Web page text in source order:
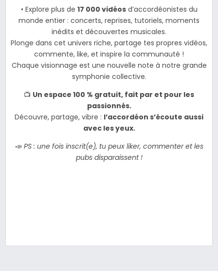
• Explore plus de 17 000 vidéosd’accordéonistes du
monde entier : concerts, reprises, tutoriels, moments
inédits et découvertes musicales.
Plonge dans cet univers riche, partage tes propres vidéos,
commente, like, et inspire la communauté !
Chaque visionnage est une nouvelle note à notre grande
symphonie collective.
📺 Un espace 100 % gratuit, fait par et pour les
passionnés.
Découvre, partage, vibre : l’accordéon s’écoute aussi
avec les yeux.
📣 PS : une fois inscrit(e), tu peux liker, commenter et les
pubs disparaissent !